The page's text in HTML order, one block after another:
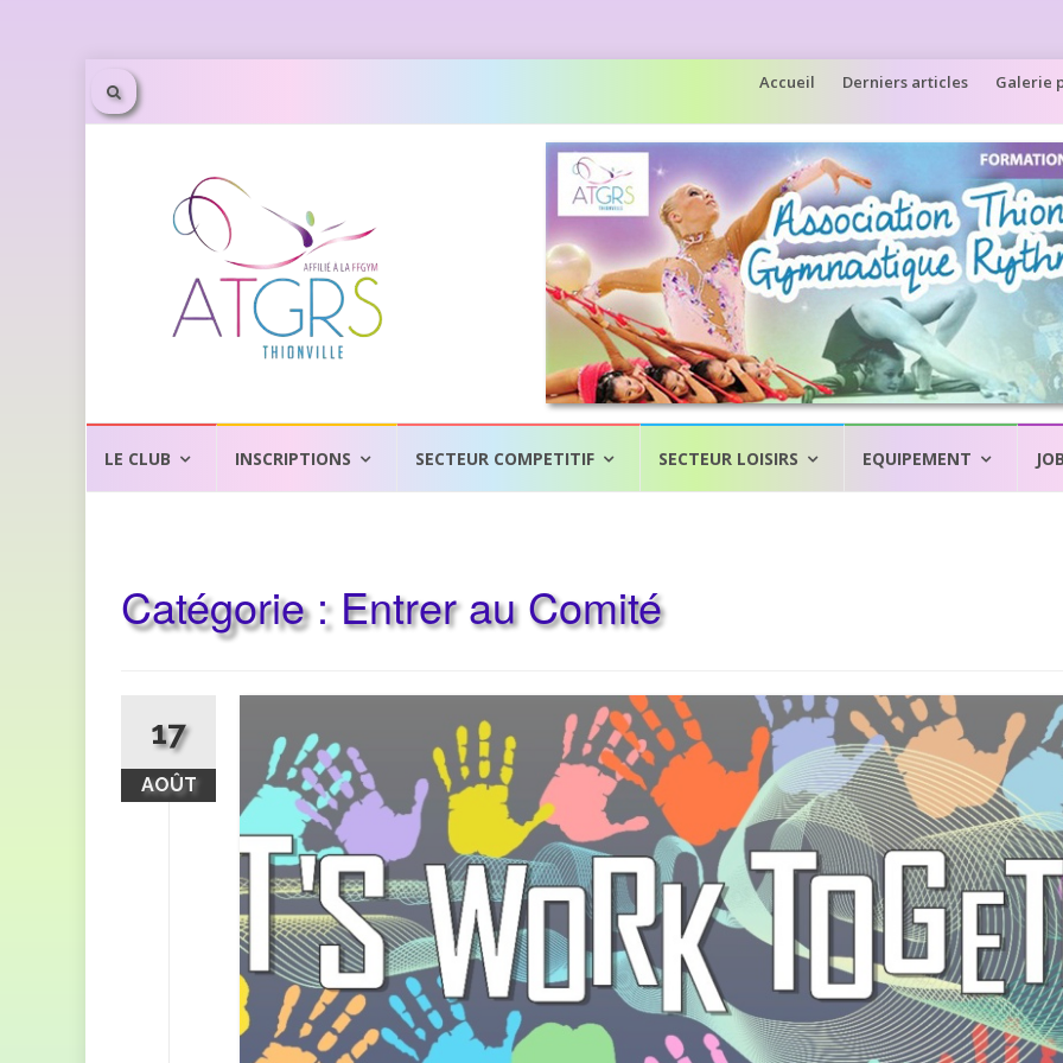
Aller
au
contenu
Accueil Derniers articles Galerie
LE CLUB INSCRIPTIONS SECTEUR COMPETITIF SECTEUR LOISIRS EQUIPEMENT
Catégorie :Entrer au Comité
17
AOÛT